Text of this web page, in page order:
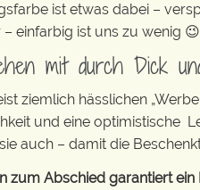
ist etwas dabei –
einfarbig ist uns zu wenig 😉
mit durch Dick
ziemlich hässlichen
und eine optimistische
auch – damit die
zum Abschied garantiert ein